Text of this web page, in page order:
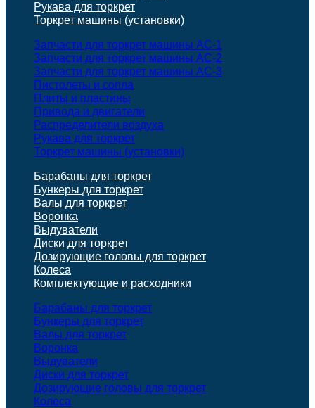
Рукава для торкрет
Торкрет машины (установки)
Запчасти для торкрет машины АС-1
Запчасти для торкрет машины АС-2
Запчасти для торкрет машины АС-3
Пистолеты и сопла
Плиты и пластины
Привода и двигатели
Распределители воздуха
Рукава для торкрет
Торкрет машины (установки)
Барабаны для торкрет
Бункеры для торкрет
Валы для торкрет
Воронка
Выдуватели
Диски для торкрет
Дозирующие головы для торкрет
Колеса
Комплектующие и расходники
Барабаны для торкрет
Бункеры для торкрет
Валы для торкрет
Воронка
Выдуватели
Диски для торкрет
Дозирующие головы для торкрет
Колеса